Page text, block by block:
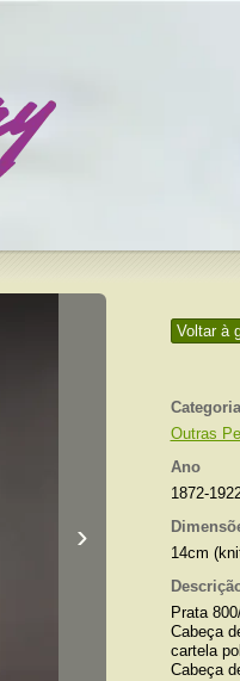
Voltar à
Categoria
Outras
Ano
1872-
14cm
Prata
Cabeça
cartela
Cabeça
›